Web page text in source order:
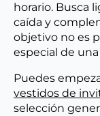
horario. Busca
caída y
objetivo no es
especial de
Puedes
vestidos de
selección